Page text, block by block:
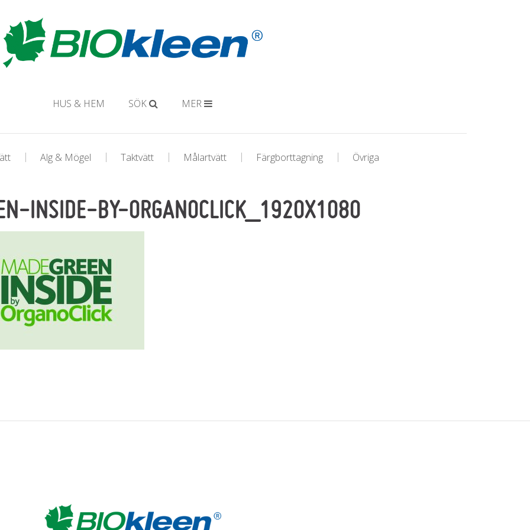
HUS & HEM SÖK MER
Alg & Mögel Taktvätt Målartvätt Färgborttagning Övriga
INSIDE-BY-ORGANOCLICK_1920X1080